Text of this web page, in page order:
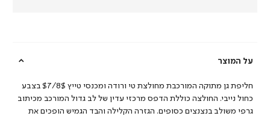
על המוצר
חליפת גן מתוקה המורכבת מחולצת טי ורודה ומכנסי טייץ $7/8$ בצבע
כחול נייבי. החולצה כוללת הדפס מרכזי עדין של לב גדול המורכב מכיתוב
גרפי משולב בנצנצים כסופים. הגזרה הקלילה והבד הגמיש הופכים את